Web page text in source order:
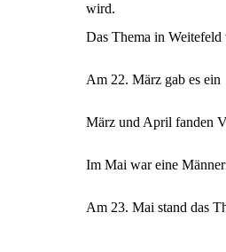
wird.
Das Thema in Weitefeld
Am 22. März gab es
März und April fanden
Im Mai war eine
Am 23. Mai stand das